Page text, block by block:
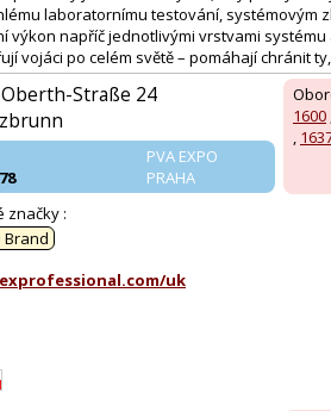
laboratornímu testování, systémovým
výkon napříč jednotlivými vrstvami
vojáci po celém světě – pomáhají chránit
1600
,
Straße 24
PVA EXPO
PRAHA
značky :
Brand
uk